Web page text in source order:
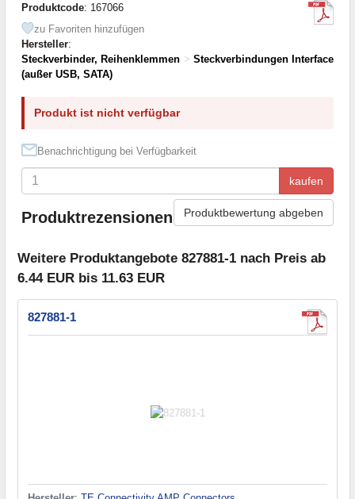
Produktcode: 167066
zu Favoriten hinzufügen
Hersteller:
Steckverbinder, Reihenklemmen > Steckverbindungen Interface
(außer USB, SATA)
Produkt ist nicht verfügbar
Benachrichtigung bei Verfügbarkeit
kaufen
Produktrezensionen Produktbewertung abgeben
Weitere Produktangebote 827881-1 nach Preis ab
6.44 EUR bis 11.63 EUR
827881-1